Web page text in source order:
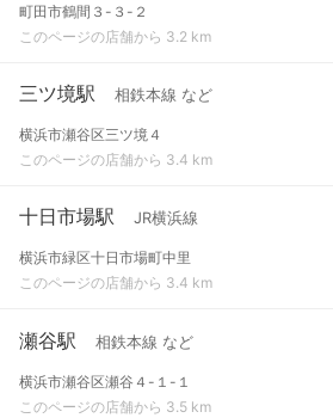
町田市鶴間３-３-２
このページの店舗から 3.2 km
三ツ境駅 相鉄本線 など
横浜市瀬谷区三ツ境４
このページの店舗から 3.4 km
十日市場駅 JR横浜線
横浜市緑区十日市場町中里
このページの店舗から 3.4 km
瀬谷駅 相鉄本線 など
横浜市瀬谷区瀬谷４-１-１
このページの店舗から 3.5 km